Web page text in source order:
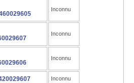
Inconnu
Inconnu
Inconnu
Inconnu